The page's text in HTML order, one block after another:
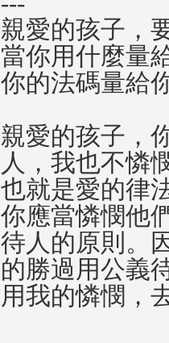
親愛的孩子，
當你用什麼量
你的法碼量給
親愛的孩子，
人，我也不憐
也就是愛的律
你應當憐憫他
待人的原則。
的勝過用公義
用我的憐憫，